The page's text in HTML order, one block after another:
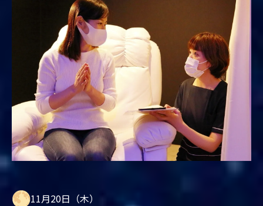
11月20日（木）